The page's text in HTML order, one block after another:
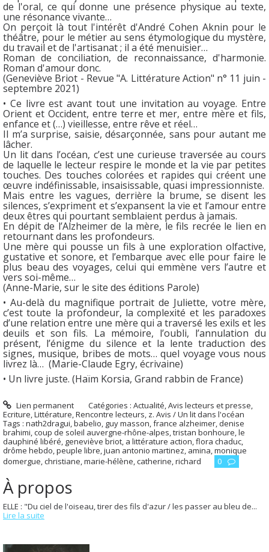
de l'oral, ce qui donne une présence physique au texte,
une résonance vivante…
On perçoit là tout l'intérêt d'André Cohen Aknin pour le
théâtre, pour le métier au sens étymologique du mystère,
du travail et de l'artisanat ; il a été menuisier…
Roman de conciliation, de reconnaissance, d'harmonie.
Roman d'amour donc.
(Geneviève Briot - Revue "A. Littérature Action" n° 11 juin -
septembre 2021)
• Ce livre est avant tout une invitation au voyage. Entre
Orient et Occident, entre terre et mer, entre mère et fils,
enfance et (…) vieillesse, entre rêve et réel…
Il m’a surprise, saisie, désarçonnée, sans pour autant me
lâcher.
Un lit dans l’océan, c’est une curieuse traversée au cours
de laquelle le lecteur respire le monde et la vie par petites
touches. Des touches colorées et rapides qui créent une
œuvre indéfinissable, insaisissable, quasi impressionniste.
Mais entre les vagues, derrière la brume, se disent les
silences, s’expriment et s’expansent la vie et l’amour entre
deux êtres qui pourtant semblaient perdus à jamais.
En dépit de l’Alzheimer de la mère, le fils recrée le lien en
retournant dans les profondeurs.
Une mère qui pousse un fils à une exploration olfactive,
gustative et sonore, et l’embarque avec elle pour faire le
plus beau des voyages, celui qui emmène vers l’autre et
vers soi-même…
(Anne-Marie, sur le site des éditions Parole)
• Au-delà du magnifique portrait de Juliette, votre mère,
c’est toute la profondeur, la complexité et les paradoxes
d’une relation entre une mère qui a traversé les exils et les
deuils et son fils. La mémoire, l’oubli, l’annulation du
présent, l’énigme du silence et la lente traduction des
signes, musique, bribes de mots… quel voyage vous nous
livrez là… (Marie-Claude Egry, écrivaine)
• Un livre juste. (Haïm Korsia, Grand rabbin de France)
Lien permanent Catégories :Actualité,Avis lecteurs et presse,
Ecriture,Littérature,Rencontre lecteurs, z. Avis / Un lit dans l'océan
Tags : nath2dragui,babelio, guy masson,france alzheimer, denise
brahimi,coup de soleil auvergne-rhône-alpes,tristan bonhoure,le
dauphiné libéré, geneviève briot, a littérature action,flora chaduc,
drôme hebdo,peuple libre,juan antonio martinez, amina,monique
domergue,christiane,marie-hélène,catherine,richard 0
À propos
ELLE : "Du ciel de l'oiseau, tirer des fils d'azur / les passer au bleu de...
Lire la suite